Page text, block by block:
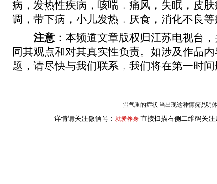
病，发热性疾病，咳喘，痛风，失眠，皮
调，带下病，小儿发热，厌食，消化不良
注意 ：本频道文章版权归江苏电视台
同其观点和对其真实性负责。如涉及作品
题，请尽快与我们联系，我们将在第一时
湿气重的症状 当出现这种情况说明
详情请关注微信号： 就爱养身 直接扫描右侧二维码关注